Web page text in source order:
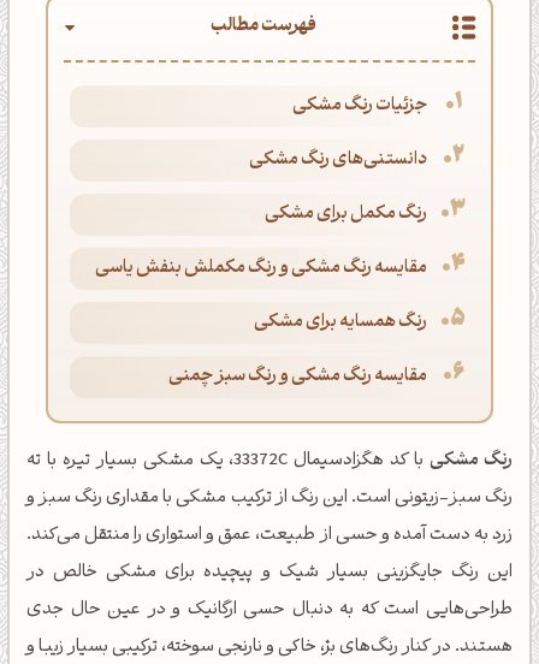
فهرست مطالب
جزئیات رنگ مشکی
دانستنی‌های رنگ مشکی
رنگ مکمل برای مشکی
مقایسه رنگ مشکی و رنگ مکملش بنفش یاسی
رنگ همسایه برای مشکی
مقایسه رنگ مشکی و رنگ سبز چمنی
رنگ مشکی
با کد هگزادسیمال 33372C، یک مشکی بسیار تیره با ته
رنگ سبز-زیتونی است. این رنگ از ترکیب مشکی با مقداری رنگ سبز و
زرد به دست آمده و حسی از طبیعت، عمق و استواری را منتقل می‌کند.
این رنگ جایگزینی بسیار شیک و پیچیده برای مشکی خالص در
طراحی‌هایی است که به دنبال حسی ارگانیک و در عین حال جدی
هستند. در کنار رنگ‌های بژ، خاکی و نارنجی سوخته، ترکیبی بسیار زیبا و